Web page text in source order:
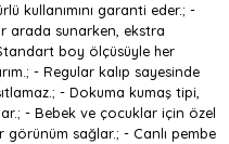
kullanımını garanti eder.; -
arada sunarken, ekstra
boy ölçüsüyle her
- Regular kalıp sayesinde
- Dokuma kumaş tipi,
- Bebek ve çocuklar için özel
görünüm sağlar.; - Canlı pembe